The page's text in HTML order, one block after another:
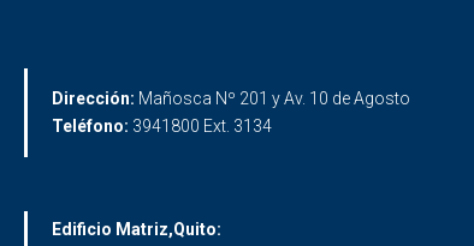
Dirección: Mañosca Nº 201 y Av. 10 de Agosto
Teléfono: 3941800 Ext. 3134
Edificio Matriz,Quito: